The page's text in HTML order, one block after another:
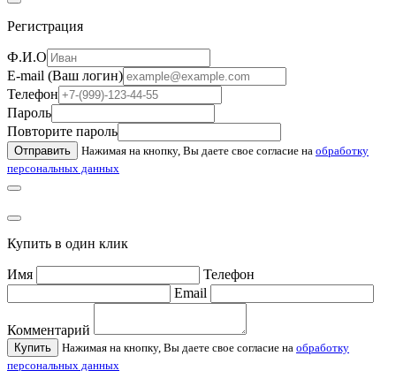
Регистрация
Ф.И.О
E-mail (Ваш логин)
Телефон
Пароль
Повторите пароль
Отправить Нажимая на кнопку, Вы даете свое согласие на обработку
персональных данных
Купить в один клик
Имя
Телефон
Email
Комментарий
Купить Нажимая на кнопку, Вы даете свое согласие на обработку
персональных данных